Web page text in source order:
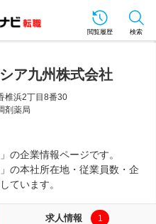
閲覧履歴 検索
ア九州株式会社
椎浜2丁目8番30
剤薬局
の企業情報ページです。
の本社所在地・従業員数・企
ています。
求人情報 1